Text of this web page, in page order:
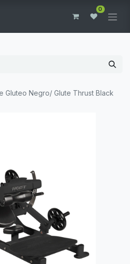
0
Gluteo Negro/ Glute Thrust Black